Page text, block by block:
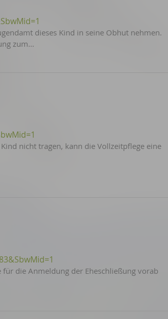
dieses Kind in seine Obhut nehmen.
zum…
nicht tragen, kann die Vollzeitpflege eine
die Anmeldung der Eheschließung vorab